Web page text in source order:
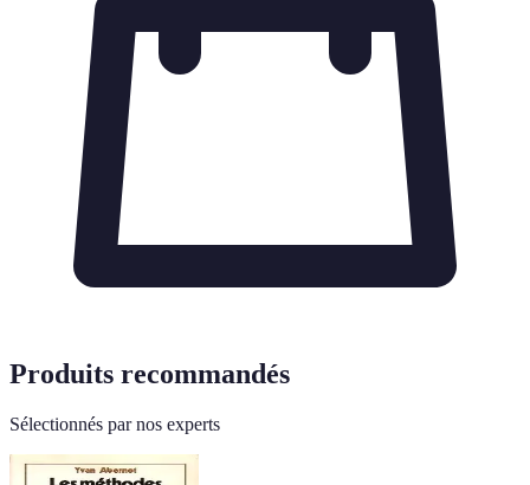
Produits recommandés
Sélectionnés par nos experts